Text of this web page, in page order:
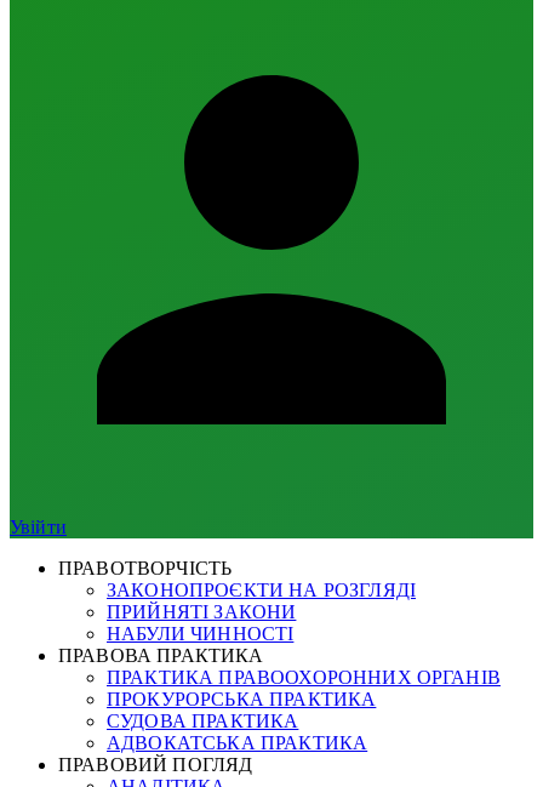
Увійти
ПРАВОТВОРЧІСТЬ
ЗАКОНОПРОЄКТИ НА РОЗГЛЯДІ
ПРИЙНЯТІ ЗАКОНИ
НАБУЛИ ЧИННОСТІ
ПРАВОВА ПРАКТИКА
ПРАКТИКА ПРАВООХОРОННИХ ОРГАНІВ
ПРОКУРОРСЬКА ПРАКТИКА
СУДОВА ПРАКТИКА
АДВОКАТСЬКА ПРАКТИКА
ПРАВОВИЙ ПОГЛЯД